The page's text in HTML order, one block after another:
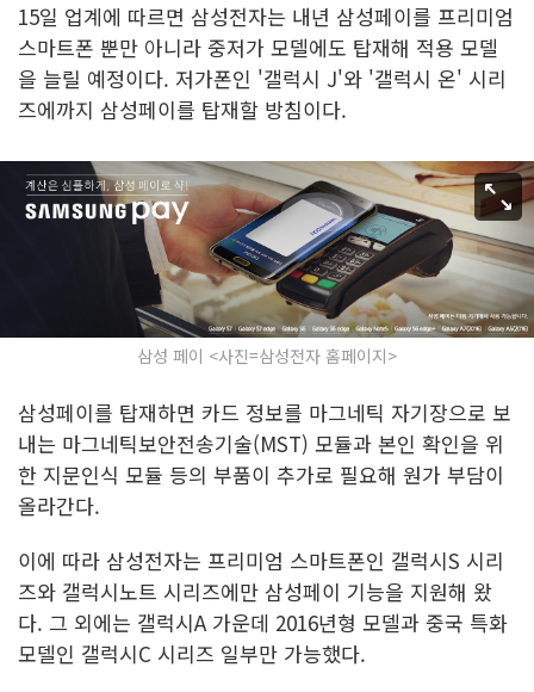
15일 업계에 따르면 삼성전자는 내년 삼성페이를 프리미엄
스마트폰 뿐만 아니라 중저가 모델에도 탑재해 적용 모델
을 늘릴 예정이다. 저가폰인 '갤럭시 J'와 '갤럭시 온' 시리
즈에까지 삼성페이를 탑재할 방침이다.
삼성 페이 <사진=삼성전자 홈페이지>
삼성페이를 탑재하면 카드 정보를 마그네틱 자기장으로 보
내는 마그네틱보안전송기술(MST) 모듈과 본인 확인을 위
한 지문인식 모듈 등의 부품이 추가로 필요해 원가 부담이
올라간다.
이에 따라 삼성전자는 프리미엄 스마트폰인 갤럭시S 시리
즈와 갤럭시노트 시리즈에만 삼성페이 기능을 지원해 왔
다. 그 외에는 갤럭시A 가운데 2016년형 모델과 중국 특화
모델인 갤럭시C 시리즈 일부만 가능했다.